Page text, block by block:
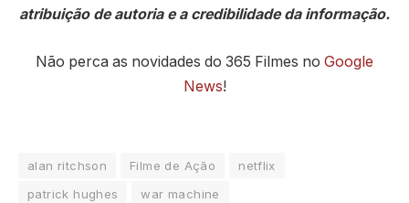
atribuição de autoria e a credibilidade da informação.
Não perca as novidades do 365 Filmes no Google
News!
alan ritchson Filme de Ação
netflix
patrick hughes
war machine